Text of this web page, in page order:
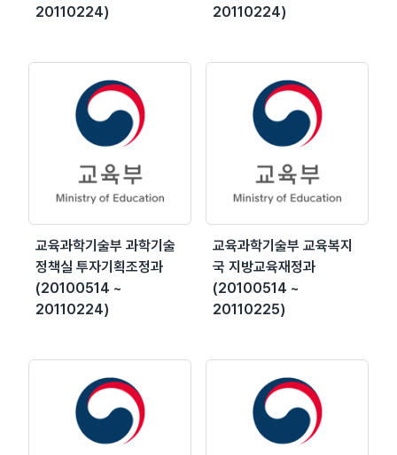
20110224)
20110224)
교육과학기술부 과학기술
정책실 투자기획조정과
(20100514 ~
20110224)
교육과학기술부 교육복지
국 지방교육재정과
(20100514 ~
20110225)